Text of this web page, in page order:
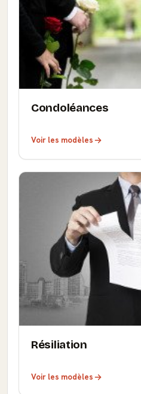
Condoléances
Voir les modèles
Résiliation
Voir les modèles